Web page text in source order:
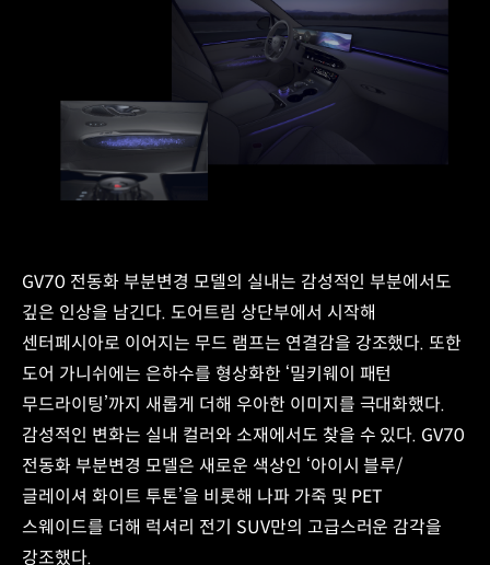
GV70 전동화 부분변경 모델의 실내는 감성적인 부분에서도
깊은 인상을 남긴다. 도어트림 상단부에서 시작해
센터페시아로 이어지는 무드 램프는 연결감을 강조했다. 또한
도어 가니쉬에는 은하수를 형상화한 ‘밀키웨이 패턴
무드라이팅’까지 새롭게 더해 우아한 이미지를 극대화했다.
감성적인 변화는 실내 컬러와 소재에서도 찾을 수 있다. GV70
전동화 부분변경 모델은 새로운 색상인 ‘아이시 블루/
글레이셔 화이트 투톤’을 비롯해 나파 가죽 및 PET
스웨이드를 더해 럭셔리 전기 SUV만의 고급스러운 감각을
강조했다.